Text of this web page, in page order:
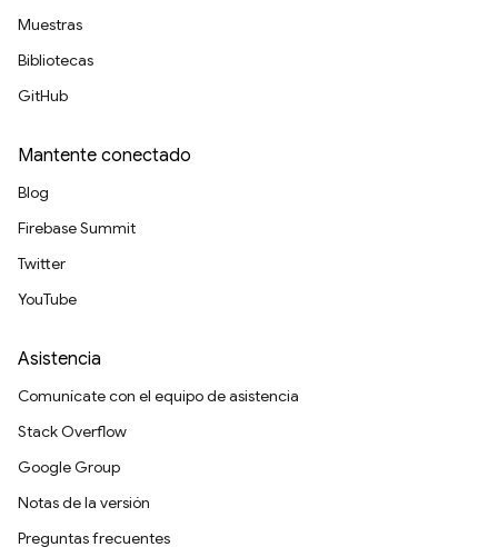
Muestras
Bibliotecas
GitHub
Mantente conectado
Blog
Firebase Summit
Twitter
YouTube
Asistencia
Comunícate con el equipo de asistencia
Stack Overflow
Google Group
Notas de la versión
Preguntas frecuentes